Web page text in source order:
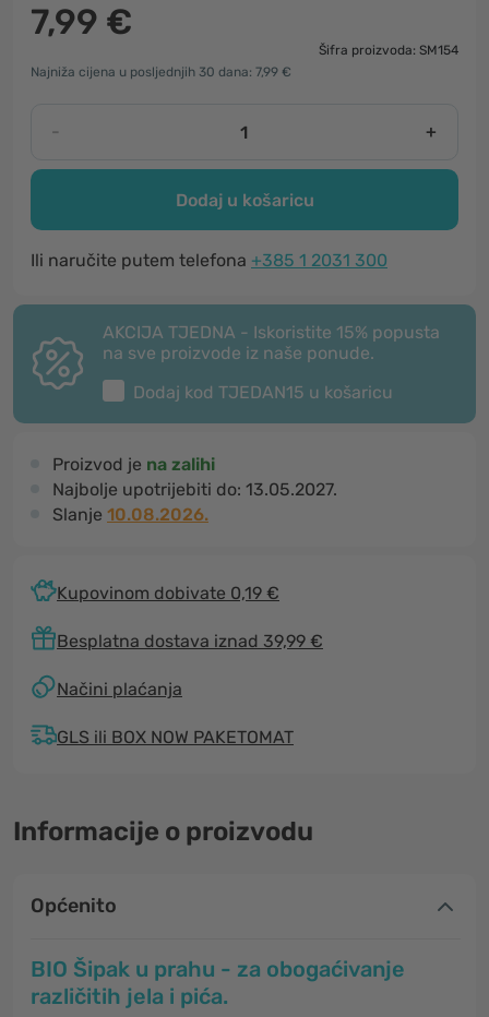
7,99 €
Šifra proizvoda: SM154
Najniža cijena u posljednjih 30 dana: 7,99 €
- +
Dodaj u košaricu
Ili naručite putem telefona +385 1 2031 300
AKCIJA TJEDNA - Iskoristite 15% popusta
na sve proizvode iz naše ponude.
Dodaj kod TJEDAN15 u košaricu
Proizvod je na zalihi
Najbolje upotrijebiti do: 13.05.2027.
Slanje 10.08.2026.
Kupovinom dobivate 0,19 €
Besplatna dostava iznad 39,99 €
Načini plaćanja
GLS ili BOX NOW PAKETOMAT
Informacije o proizvodu
Općenito
BIO Šipak u prahu - za obogaćivanje
različitih jela i pića.